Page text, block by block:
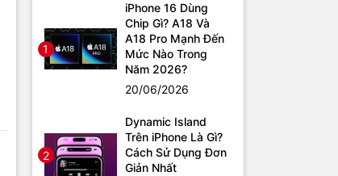
1
iPhone 16 Dùng
Chip Gì? A18 Và
A18 Pro Mạnh Đến
Mức Nào Trong
Năm 2026?
20/06/2026
2
Dynamic Island
Trên iPhone Là Gì?
Cách Sử Dụng Đơn
Giản Nhất